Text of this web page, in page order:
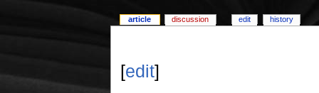
[edit]
article discussion edit history